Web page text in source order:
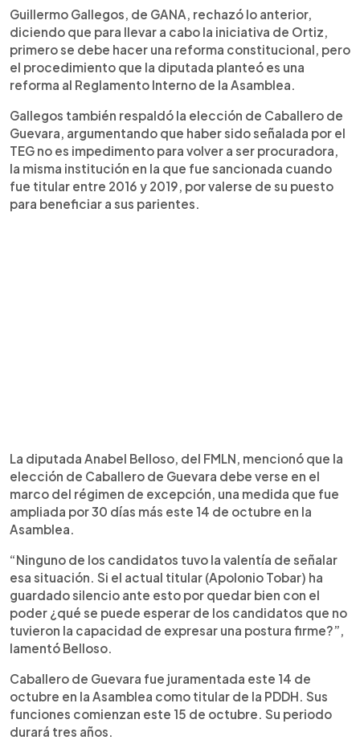
Guillermo Gallegos, de GANA, rechazó lo anterior,
diciendo que para llevar a cabo la iniciativa de Ortiz,
primero se debe hacer una reforma constitucional, pero
el procedimiento que la diputada planteó es una
reforma al Reglamento Interno de la Asamblea.
Gallegos también respaldó la elección de Caballero de
Guevara, argumentando que haber sido señalada por el
TEG no es impedimento para volver a ser procuradora,
la misma institución en la que fue sancionada cuando
fue titular entre 2016 y 2019, por valerse de su puesto
para beneficiar a sus parientes.
La diputada Anabel Belloso, del FMLN, mencionó que la
elección de Caballero de Guevara debe verse en el
marco del régimen de excepción, una medida que fue
ampliada por 30 días más este 14 de octubre en la
Asamblea.
“Ninguno de los candidatos tuvo la valentía de señalar
esa situación. Si el actual titular (Apolonio Tobar) ha
guardado silencio ante esto por quedar bien con el
poder ¿qué se puede esperar de los candidatos que no
tuvieron la capacidad de expresar una postura firme?”,
lamentó Belloso.
Caballero de Guevara fue juramentada este 14 de
octubre en la Asamblea como titular de la PDDH. Sus
funciones comienzan este 15 de octubre. Su periodo
durará tres años.